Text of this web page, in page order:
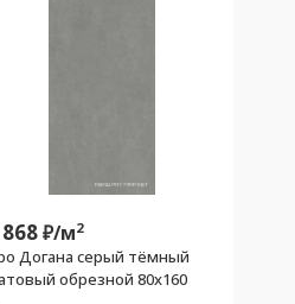
₽/м2
Догана серый тёмный
обрезной 80x160